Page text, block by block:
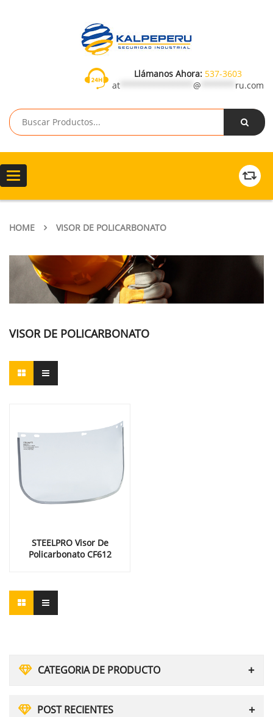
Llámanos Ahora: 537-3603
at
@ ru.com
Toggle
navigation
HOME VISOR DE POLICARBONATO
CATEGORIA DE PRODUCTO
POST RECIENTES
VISOR DE POLICARBONATO
STEELPRO Visor De
Policarbonato CF612